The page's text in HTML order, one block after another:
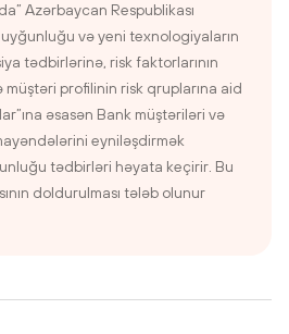
Azərbaycan Respublikası
və yeni texnologiyaların
tədbirlərinə, risk faktorlarının
müştəri profilinin risk qruplarına aid
əsasən Bank müştəriləri və
eyniləşdirmək
tədbirləri həyata keçirir. Bu
doldurulması tələb olunur